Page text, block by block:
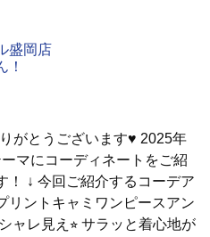
盛岡店
！
がとうございます♥︎ 2025年
マにコーディネートをご紹
！ ↓ 今回ご紹介するコーデア
ントキャミワンピースアン
ャレ見え⭐︎ サラッと着心地が